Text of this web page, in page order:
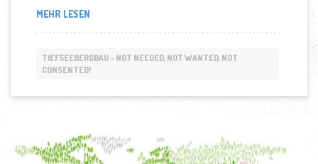
MEHR LESEN„WARUM
TIEFSEEBERGBAU
SIND
TIEFSEEBERGBAU - NOT NEEDED, NOT WANTED, NOT
CONSENTED!